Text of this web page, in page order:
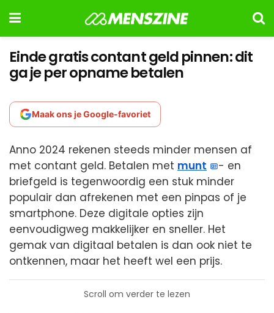
Einde gratis contant geld pinnen: dit
ga je per opname betalen
Maak ons je Google-favoriet
Anno 2024 rekenen steeds minder mensen af
met contant geld. Betalen met munt
- en
briefgeld is tegenwoordig een stuk minder
populair dan afrekenen met een pinpas of je
smartphone. Deze digitale opties zijn
eenvoudigweg makkelijker en sneller. Het
gemak van digitaal betalen is dan ook niet te
ontkennen, maar het heeft wel een prijs.
Scroll om verder te lezen